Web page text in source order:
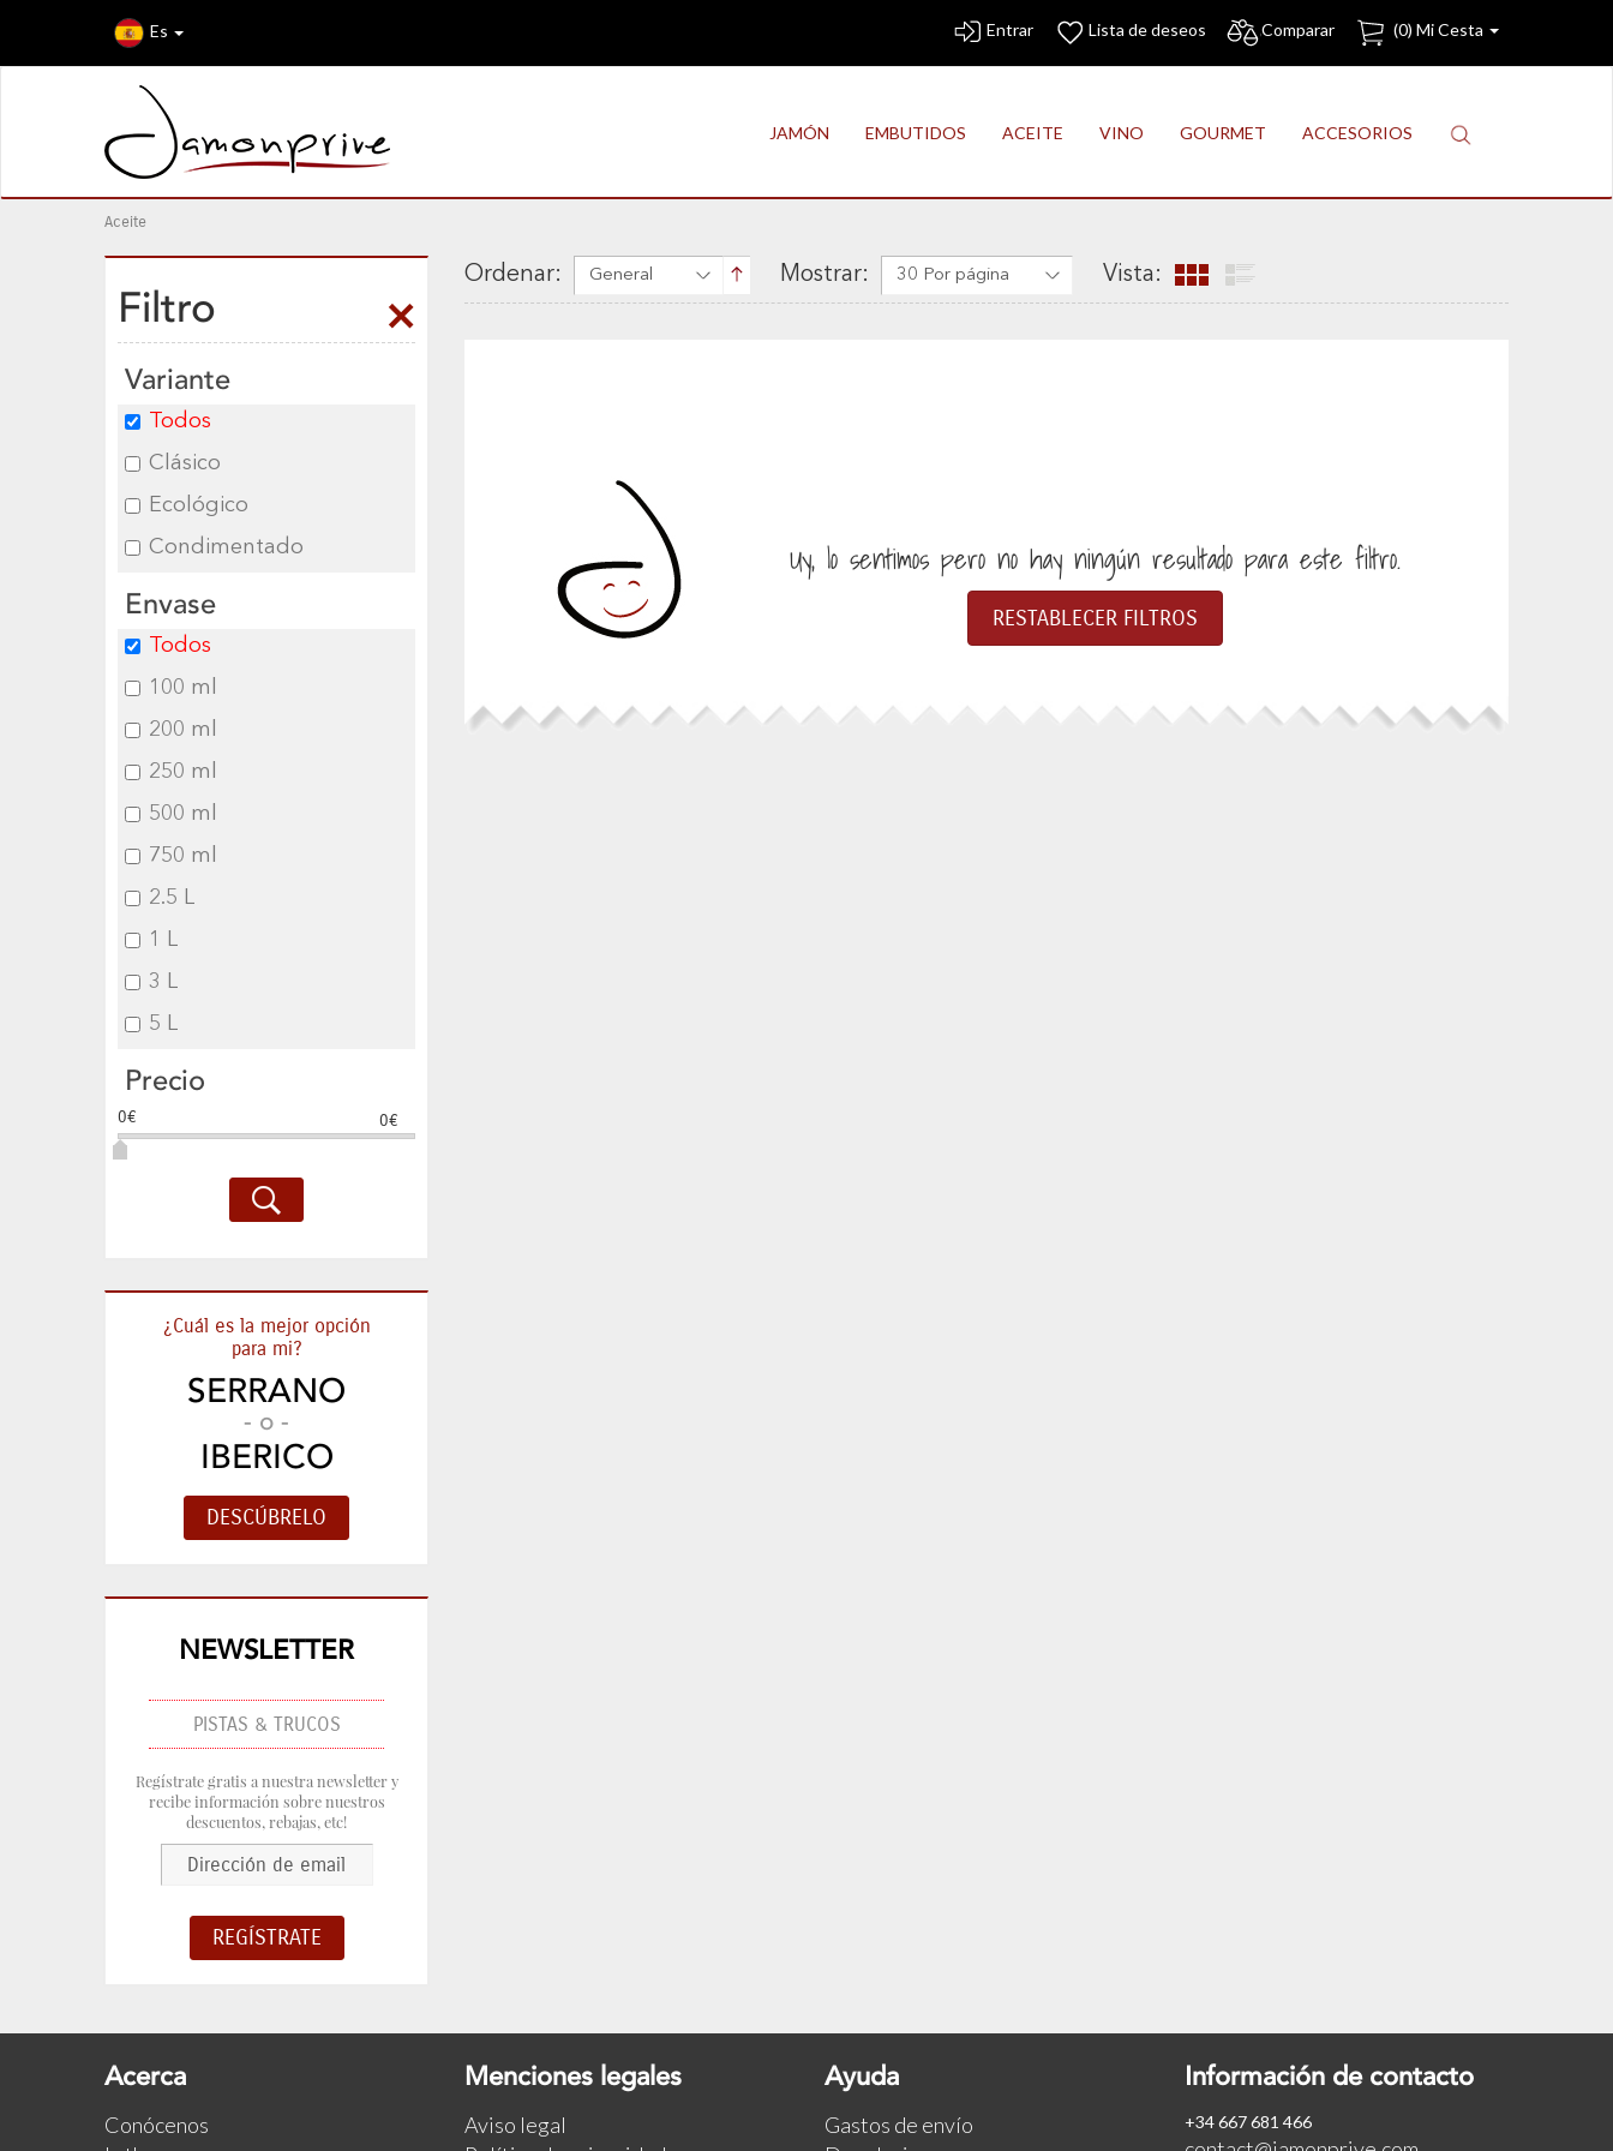
Es Entrar Lista de deseos Comparar (0) Mi Cesta
JAMÓN EMBUTIDOS ACEITE VINO GOURMET ACCESORIOS
Aceite
Ordenar: General Mostrar: 30 Por página Vista:
Uy, lo sentimos pero no hay ningún resultado para este filtro.
Filtro
Variante
Todos
Clásico
Ecológico
Condimentado
Envase
Todos
100 ml
200 ml
250 ml
500 ml
750 ml
2.5 L
1 L
3 L
5 L
Precio
0€ 0€
¿Cuál es la mejor opción
para mi?
SERRANO
- o -
IBERICO
NEWSLETTER
PISTAS & TRUCOS
Regístrate gratis a nuestra newsletter y
recibe información sobre nuestros
descuentos, rebajas, etc!
Acerca
Conócenos
Menciones legales
Aviso legal
Ayuda
Gastos de envío
Información de contacto
+34 667 681 466